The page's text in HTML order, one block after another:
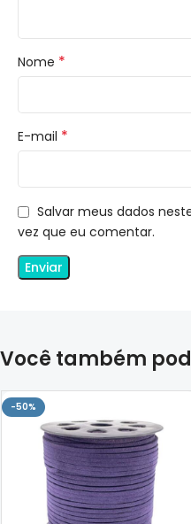
Nome *
E-mail *
Salvar meus dados
vez que eu comentar.
Você também
-50%